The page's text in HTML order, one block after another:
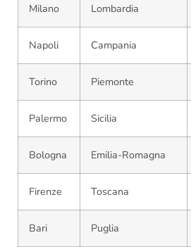
Milano Lombardia
Napoli Campania
Torino Piemonte
Palermo Sicilia
Bologna Emilia-Romagna
Firenze Toscana
Bari Puglia